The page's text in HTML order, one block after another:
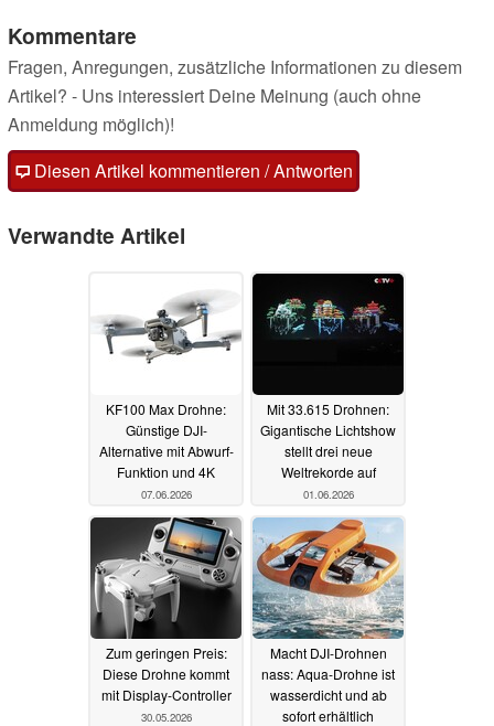
Kommentare
Fragen, Anregungen, zusätzliche Informationen zu diesem
Artikel? - Uns interessiert Deine Meinung (auch ohne
Anmeldung möglich)!
Diesen Artikel kommentieren / Antworten
Verwandte Artikel
KF100 Max Drohne:
Günstige DJI-
Alternative mit Abwurf-
Funktion und 4K
07.06.2026
Mit 33.615 Drohnen:
Gigantische Lichtshow
stellt drei neue
Weltrekorde auf
01.06.2026
Zum geringen Preis:
Diese Drohne kommt
mit Display-Controller
30.05.2026
Macht DJI-Drohnen
nass: Aqua-Drohne ist
wasserdicht und ab
sofort erhältlich